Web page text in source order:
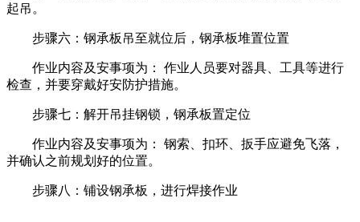
起吊。
步骤六：钢承板吊至就位后，钢承板堆置位置
作业内容及安事项为： 作业人员要对器具、工具等进行
检查，并要穿戴好安防护措施。
步骤七：解开吊挂钢锁，钢承板置定位
作业内容及安事项为： 钢索、扣环、扳手应避免飞落，
并确认之前规划好的位置。
步骤八：铺设钢承板，进行焊接作业